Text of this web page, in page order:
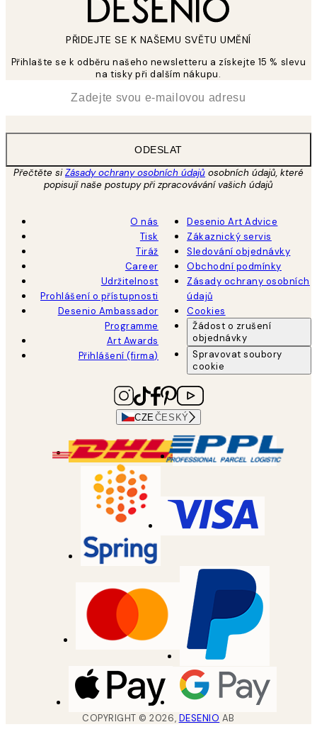
PŘIDEJTE SE K NAŠEMU SVĚTU UMĚNÍ
Přihlašte se k odběru našeho newsletteru a získejte 15 % slevu
na tisky při dalším nákupu.
ODESLAT
Přečtěte siZásady ochrany osobních údajů osobních údajů, které
popisují naše postupy při zpracovávání vašich údajů
O nás
Tisk
Tiráž
Career
Udržitelnost
Prohlášení o přístupnosti
Desenio Ambassador
Programme
Art Awards
Přihlášení (firma)
Desenio Art Advice
Zákaznický servis
Sledování objednávky
Obchodní podmínky
Zásady ochrany osobních
údajů
Cookies
Žádost o zrušení
objednávky
Spravovat soubory
cookie
CZE ČESKÝ
COPYRIGHT ©2026, DESENIO AB